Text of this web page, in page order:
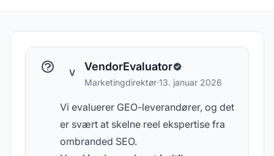
V VendorEvaluator
Marketingdirektør·13. januar 2026
Vi evaluerer GEO-leverandører, og det
er svært at skelne reel ekspertise fra
ombranded SEO.